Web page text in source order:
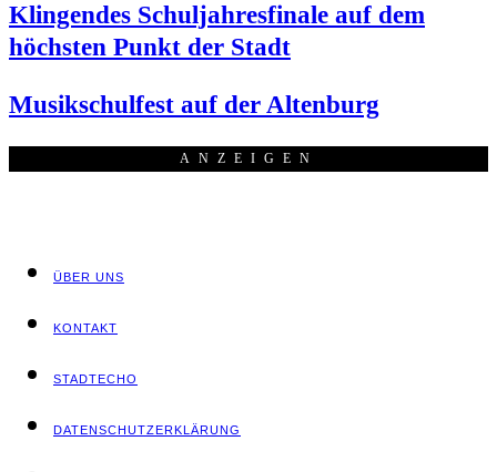
Klin­gen­des Schul­jah­res­fi­na­le auf dem
höchs­ten Punkt der Stadt
Musik­schul­fest auf der Altenburg
ANZEI­GEN
ÜBER UNS
KON­TAKT
STADT­ECHO
DATEN­SCHUTZ­ER­KLÄ­RUNG